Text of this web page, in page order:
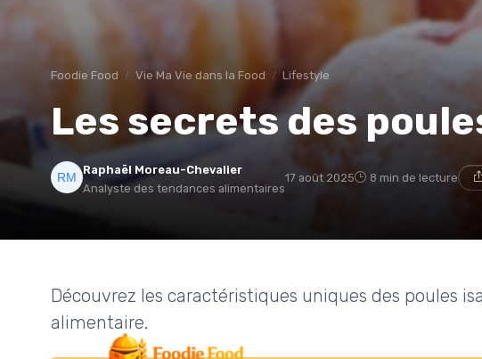
Foodie Food Vie Ma Vie dans la Food Lifestyle
Les secrets des
Raphaël Moreau-Chevalier
Analyste des tendances alimentaires
17 août 2025 8 min de lecture
Découvrez les caractéristiques uniques des poules
alimentaire.